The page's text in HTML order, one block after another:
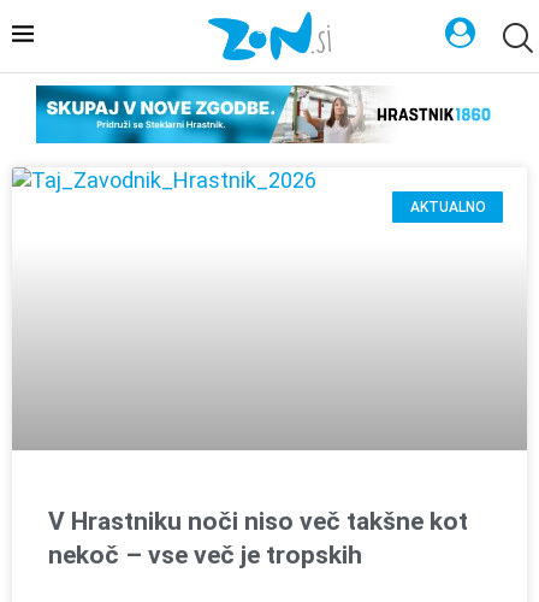
AKTUALNO
V Hrastniku noči niso več takšne kot
nekoč – vse več je tropskih